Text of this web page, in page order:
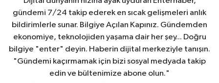
gündemi 7/24 takip ederek en sıcak gelişmeleri anlık
bildirimlerle sunar. Bilgiye Açılan Kapınız. Gündemden
ekonomiye, teknolojiden yaşama dair her şey... Doğru
bilgiye "enter" deyin. Haberin dijital merkeziyle tanışın.
"Gündemi kaçırmamak için bizi sosyal medyada takip
edin ve bültenimize abone olun."